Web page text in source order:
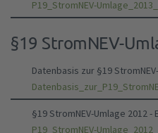
P19_StromNEV-
§19 StromNEV-
Datenbasis zur §19
§19 StromNEV-Umlage 2012 -
P19_StromNEV-